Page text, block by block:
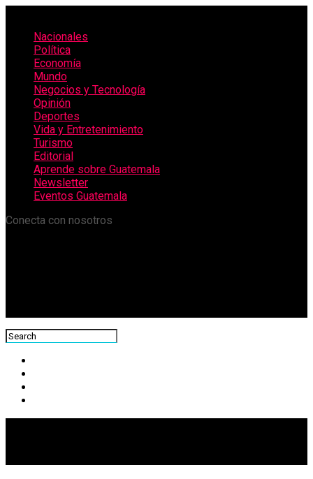
Nacionales
Política
Economía
Mundo
Negocios y Tecnología
Opinión
Deportes
Vida y Entretenimiento
Turismo
Editorial
Aprende sobre Guatemala
Newsletter
Eventos Guatemala
Conecta con nosotros